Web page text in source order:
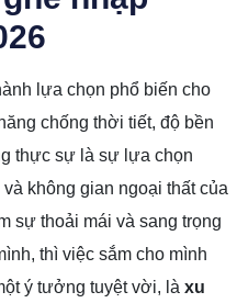
lựa chọn phổ biến cho
chống thời tiết, độ bền
thực sự là sự lựa chọn
và không gian ngoại thất của
sự thoải mái và sang trọng
thì việc sắm cho mình
ý tưởng tuyệt vời, là xu